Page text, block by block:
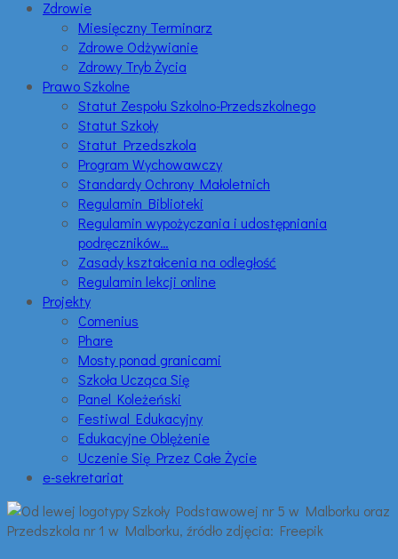
Zdrowie
Miesięczny Terminarz
Zdrowe Odżywianie
Zdrowy Tryb Życia
Prawo Szkolne
Statut Zespołu Szkolno-Przedszkolnego
Statut Szkoły
Statut Przedszkola
Program Wychowawczy
Standardy Ochrony Małoletnich
Regulamin Biblioteki
Regulamin wypożyczania i udostępniania
podręczników…
Zasady kształcenia na odległość
Regulamin lekcji online
Projekty
Comenius
Phare
Mosty ponad granicami
Szkoła Ucząca Się
Panel Koleżeński
Festiwal Edukacyjny
Edukacyjne Oblężenie
Uczenie Się Przez Całe Życie
e-sekretariat